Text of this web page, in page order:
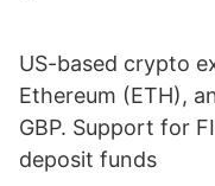
US-based crypto
Ethereum (ETH),
GBP. Support for
deposit funds